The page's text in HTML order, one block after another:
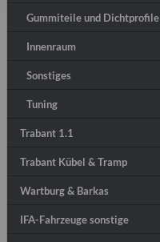
Gummiteile und Dichtprofile
Innenraum
Sonstiges
Tuning
Trabant 1.1
Trabant Kübel & Tramp
Wartburg & Barkas
IFA-Fahrzeuge sonstige